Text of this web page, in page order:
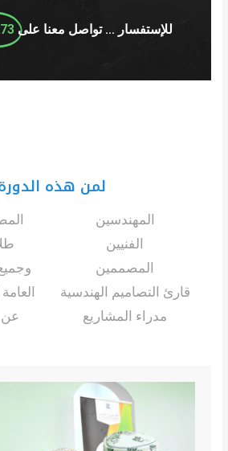
للإستفسار ... تواصل معنا على
لمن هذه
المهندسين
الفنيين
المصممين
قارئ التصاميم الهندسية
مدراء المشاريع
عن